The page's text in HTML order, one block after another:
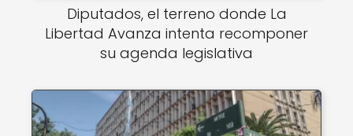
Diputados, el terreno donde La
Libertad Avanza intenta recomponer
su agenda legislativa